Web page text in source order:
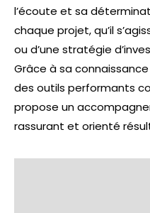
l’écoute et sa
chaque projet, qu’il
ou d’une stratégie
Grâce à sa
des outils performants
propose un
rassurant et orienté
concrétiser chaque